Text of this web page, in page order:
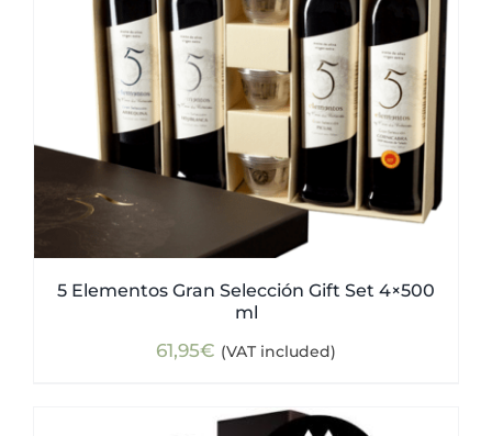
5 Elementos Gran Selección Gift Set 4×500
ml
61,95€ (VAT included)